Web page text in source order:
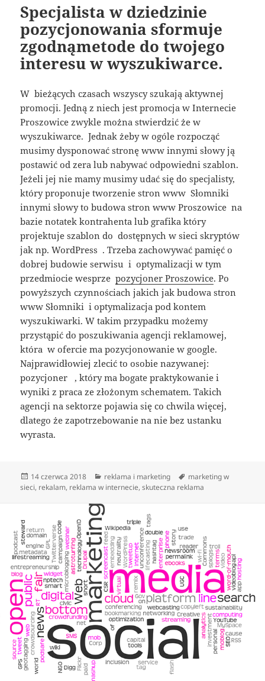
Specjalista w dziedzinie
pozycjonowania sformuje
zgodnąmetode do twojego
interesu w wyszukiwarce.
W bieżących czasach wszyscy szukają aktywnej
promocji. Jedną z niech jest promocja w Internecie
Proszowice zwykle można stwierdzić że w
wyszukiwarce. Jednak żeby w ogóle rozpocząć
musimy dysponować stronę www innymi słowy ją
postawić od zera lub nabywać odpowiedni szablon.
Jeżeli jej nie mamy musimy udać się do specjalisty,
który proponuje tworzenie stron www Słomniki
innymi słowy to budowa stron www Proszowice na
bazie notatek kontrahenta lub grafika który
projektuje szablon do dostępnych w sieci skryptów
jak np. WordPress . Trzeba zachowywać pamięć o
dobrej budowie serwisu i optymalizacji w tym
przedmiocie wesprzepozycjoner Proszowice. Po
powyższych czynnościach jakich jak budowa stron
www Słomniki i optymalizacja pod kontem
wyszukiwarki. W takim przypadku możemy
przystąpić do poszukiwania agencji reklamowej,
która w ofercie ma pozycjonowanie w google.
Najprawidłowiej zlecić to osobie nazywanej:
pozycjoner , który ma bogate praktykowanie i
wyniki z praca ze złożonym schematem. Takich
agencji na sektorze pojawia się co chwila więcej,
dlatego że zapotrzebowanie na nie bez ustanku
wyrasta.
Data
publikacji
14 czerwca 2018 Kategorie
reklama i marketing Tagi
marketing w
sieci, rekalam, reklama w internecie,skuteczna reklama